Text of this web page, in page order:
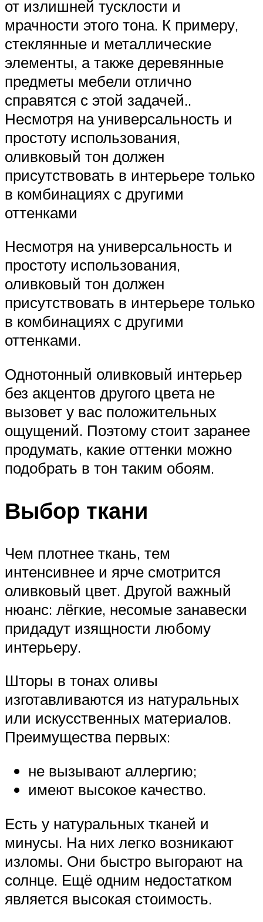
от излишней тусклости и
мрачности этого тона. К примеру,
стеклянные и металлические
элементы, а также деревянные
предметы мебели отлично
справятся с этой задачей..
Несмотря на универсальность и
простоту использования,
оливковый тон должен
присутствовать в интерьере только
в комбинациях с другими
оттенками
Несмотря на универсальность и
простоту использования,
оливковый тон должен
присутствовать в интерьере только
в комбинациях с другими
оттенками.
Однотонный оливковый интерьер
без акцентов другого цвета не
вызовет у вас положительных
ощущений. Поэтому стоит заранее
продумать, какие оттенки можно
подобрать в тон таким обоям.
Выбор ткани
Чем плотнее ткань, тем
интенсивнее и ярче смотрится
оливковый цвет. Другой важный
нюанс: лёгкие, несомые занавески
придадут изящности любому
интерьеру.
Шторы в тонах оливы
изготавливаются из натуральных
или искусственных материалов.
Преимущества первых:
не вызывают аллергию;
имеют высокое качество.
Есть у натуральных тканей и
минусы. На них легко возникают
изломы. Они быстро выгорают на
солнце. Ещё одним недостатком
является высокая стоимость.